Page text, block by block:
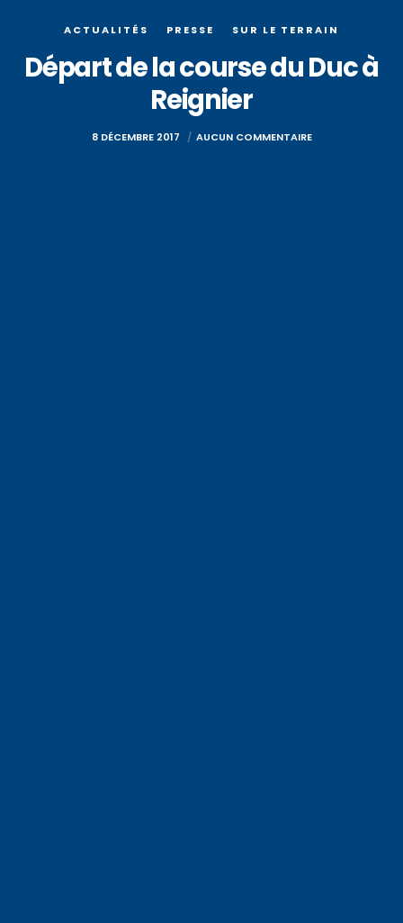
ACTUALITÉS PRESSE SUR LE TERRAIN
Départ de la course du Duc à
Reignier
8 DÉCEMBRE 2017 AUCUN COMMENTAIRE